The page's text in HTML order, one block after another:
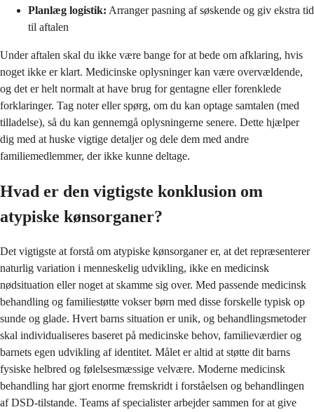
Planlæg logistik: Arranger pasning af søskende og giv ekstra tid
til aftalen
Under aftalen skal du ikke være bange for at bede om afklaring, hvis
noget ikke er klart. Medicinske oplysninger kan være overvældende,
og det er helt normalt at have brug for gentagne eller forenklede
forklaringer. Tag noter eller spørg, om du kan optage samtalen (med
tilladelse), så du kan gennemgå oplysningerne senere. Dette hjælper
dig med at huske vigtige detaljer og dele dem med andre
familiemedlemmer, der ikke kunne deltage.
Hvad er den vigtigste konklusion om
atypiske kønsorganer?
Det vigtigste at forstå om atypiske kønsorganer er, at det repræsenterer
naturlig variation i menneskelig udvikling, ikke en medicinsk
nødsituation eller noget at skamme sig over. Med passende medicinsk
behandling og familiestøtte vokser børn med disse forskelle typisk op
sunde og glade. Hvert barns situation er unik, og behandlingsmetoder
skal individualiseres baseret på medicinske behov, familieværdier og
barnets egen udvikling af identitet. Målet er altid at støtte dit barns
fysiske helbred og følelsesmæssige velvære. Moderne medicinsk
behandling har gjort enorme fremskridt i forståelsen og behandlingen
af DSD-tilstande. Teams af specialister arbejder sammen for at give